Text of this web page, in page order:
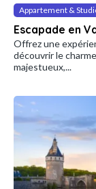
Appartement &
Escapade en
Offrez une
découvrir le
majestueux,...